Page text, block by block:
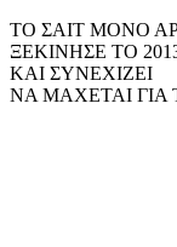
ΤΟ ΣΑΙΤ ΜΟΝΟ
ΞΕΚΙΝΗΣΕ ΤΟ
ΚΑΙ ΣΥΝΕΧΙΖΕΙ
ΝΑ ΜΑΧΕΤΑΙ ΓΙΑ